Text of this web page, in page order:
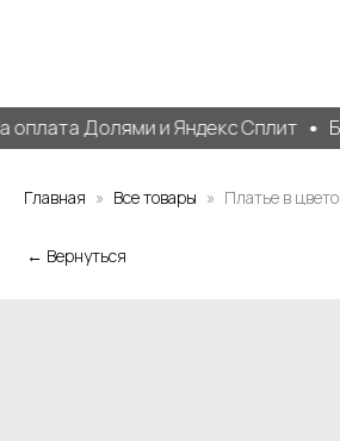
Долями и Яндекс Сплит
Главная Все товары Платье в
← Вернуться